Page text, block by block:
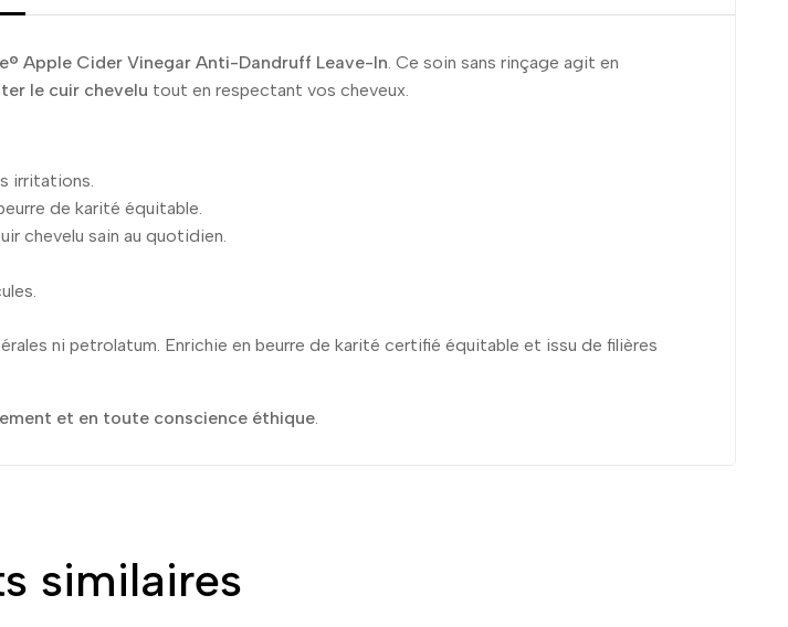
Apple Cider Vinegar Anti-Dandruff Leave-In. Ce soin sans rinçage agit en
le cuir chevelu tout en respectant vos cheveux.
irritations.
de karité équitable.
chevelu sain au quotidien.
ni petrolatum. Enrichie en beurre de karité certifié équitable et issu de filières
et en toute conscience éthique.
similaires